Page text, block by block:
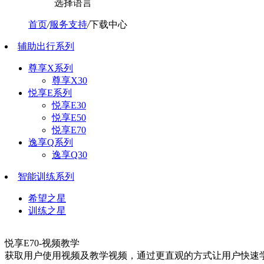
选择语言
首页/服务支持/下载中心
辅助出行系列
尊享X系列
尊享X30
悦享E系列
悦享E30
悦享E50
悦享E70
逸享Q系列
逸享Q30
智能训练系列
希望之星
训练之星
悦享E70-视频教学
获取用户使用视频及教学视频，通过更直观的方式让用户快速